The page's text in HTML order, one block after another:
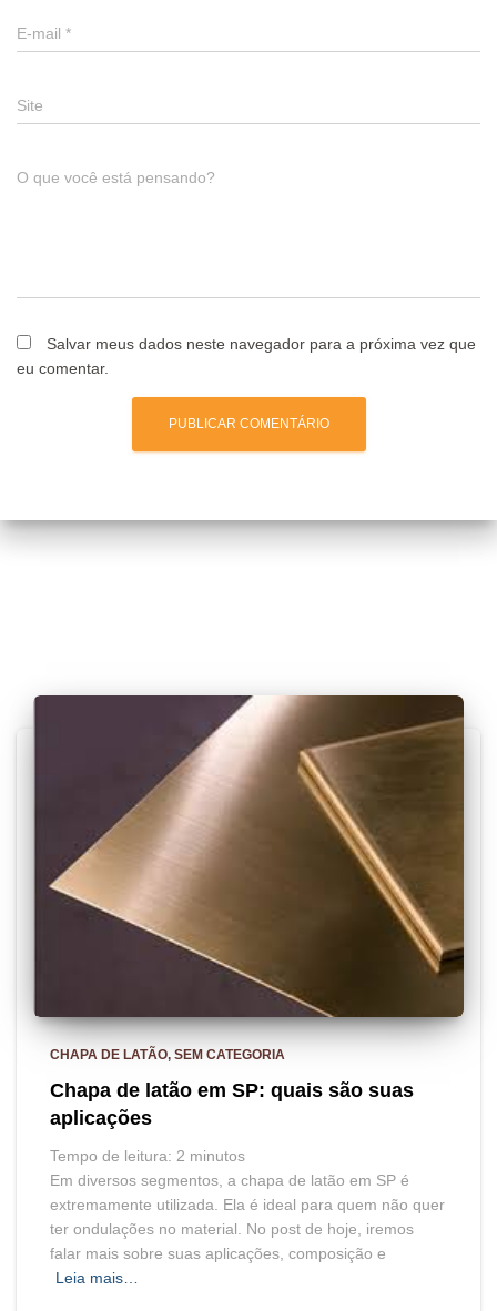
E-mail *
Site
O que você está pensando?
Salvar meus dados neste navegador para a próxima vez que
eu comentar.
CHAPA DE LATÃO SEM CATEGORIA
Chapa de latão em SP: quais são suas
aplicações
Tempo de leitura: 2 minutos
Em diversos segmentos, a chapa de latão em SP é
extremamente utilizada. Ela é ideal para quem não quer
ter ondulações no material. No post de hoje, iremos
falar mais sobre suas aplicações, composição e
Leia mais…